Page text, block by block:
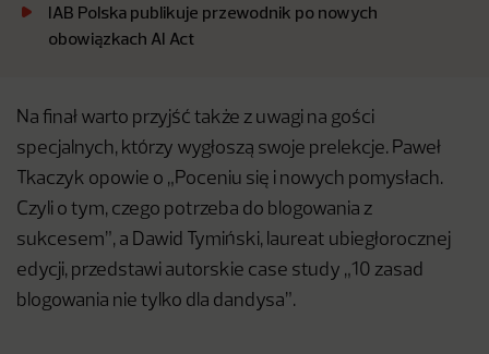
IAB Polska publikuje przewodnik po nowych
obowiązkach AI Act
Na finał warto przyjść także z uwagi na gości
specjalnych, którzy wygłoszą swoje prelekcje. Paweł
Tkaczyk opowie o „Poceniu się i nowych pomysłach.
Czyli o tym, czego potrzeba do blogowania z
sukcesem”, a Dawid Tymiński, laureat ubiegłorocznej
edycji, przedstawi autorskie case study „10 zasad
blogowania nie tylko dla dandysa”.